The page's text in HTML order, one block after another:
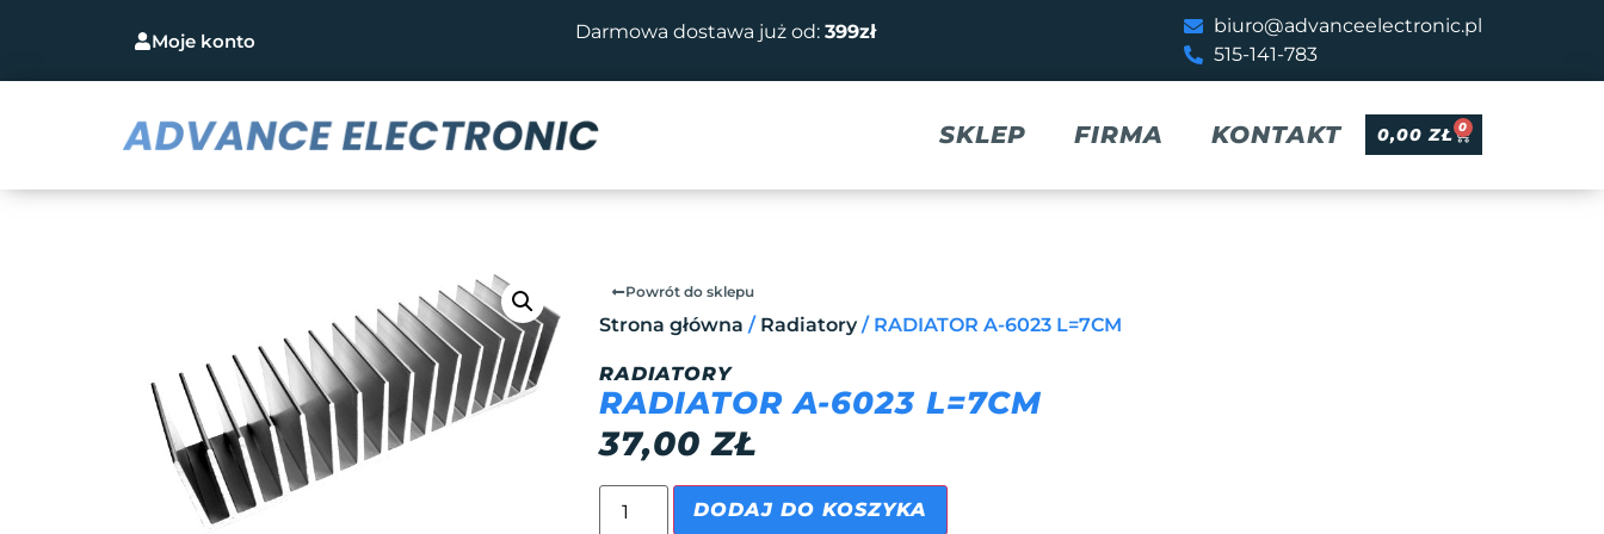
Moje konto Darmowa dostawa już od: 399zł
biuro@advanceelectronic.pl
515-141-783
SKLEP FIRMA KONTAKT 0,00ZŁ 0
Powrót do sklepu
Strona główna / Radiatory/ RADIATOR A-6023 L=7CM
RADIATORY
RADIATOR A-6023 L=7CM
37,00ZŁ
DODAJ DO KOSZYKA